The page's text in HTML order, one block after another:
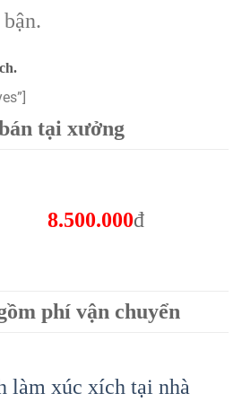
tại xưởng
8.500.000đ
phí vận chuyển
làm xúc xích tại nhà